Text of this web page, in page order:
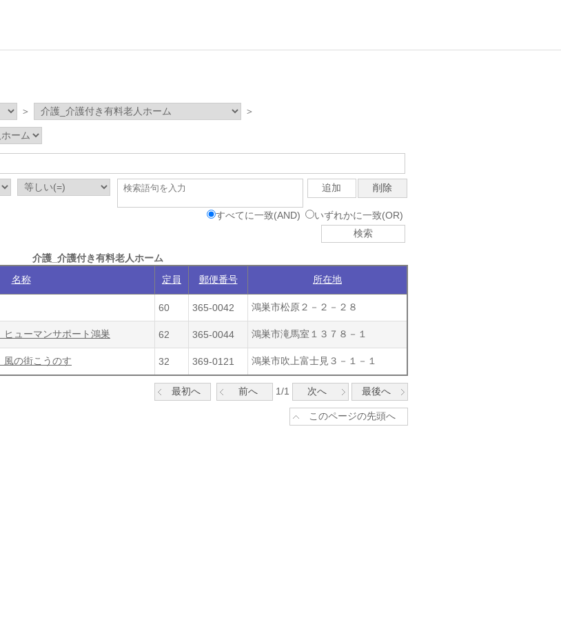
＞ ＞
追加 削除
すべてに一致(AND)
いずれかに一致(OR)
検索
介護_介護付き有料老人ホーム
名称 定員 郵便番号 所在地
60 365-0042 鴻巣市松原２－２－２８
ューマンサポート鴻巣 62 365-0044 鴻巣市滝馬室１３７８－１
の街こうのす 32 369-0121 鴻巣市吹上富士見３－１－１
最初へ 前へ 1/1 次へ 最後へ
このページの先頭へ